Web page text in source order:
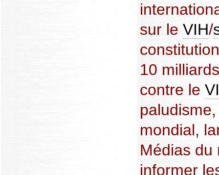
sur le VIH/
10
contre le
mondial,
Médias
informer